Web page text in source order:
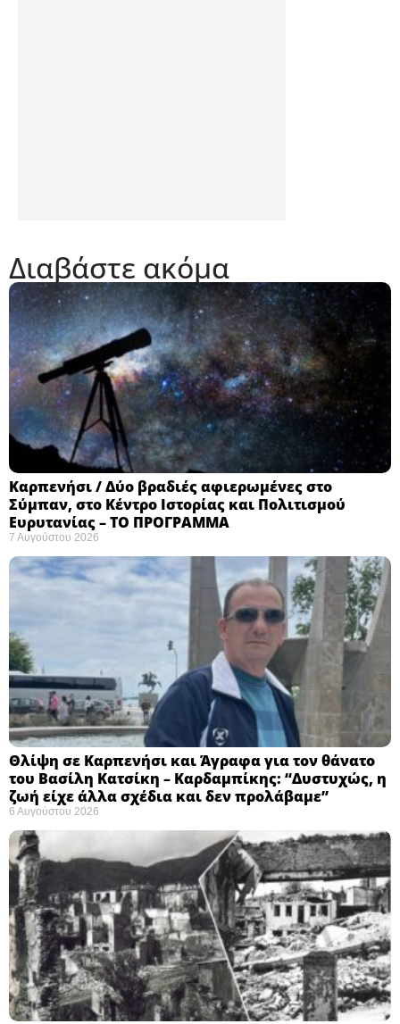
Διαβάστε ακόμα
Καρπενήσι / Δύο βραδιές αφιερωμένες στο
Σύμπαν, στο Κέντρο Ιστορίας και Πολιτισμού
Ευρυτανίας – ΤΟ ΠΡΟΓΡΑΜΜΑ
7 Αυγούστου 2026
Θλίψη σε Καρπενήσι και Άγραφα για τον θάνατο
του Βασίλη Κατσίκη – Καρδαμπίκης: “Δυστυχώς, η
ζωή είχε άλλα σχέδια και δεν προλάβαμε”
6 Αυγούστου 2026